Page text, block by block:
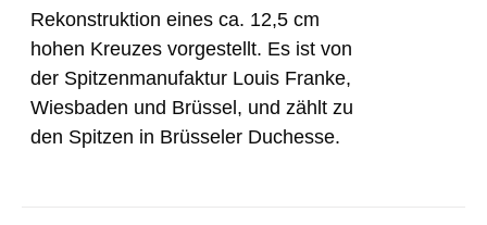
Rekonstruktion eines ca. 12,5 cm
hohen Kreuzes vorgestellt. Es ist von
der Spitzenmanufaktur Louis Franke,
Wiesbaden und Brüssel, und zählt zu
den Spitzen in Brüsseler Duchesse.